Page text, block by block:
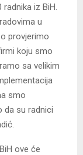
iz BiH.
u
provjerimo
koju smo
sa velikim
smo
da su radnici
ove će